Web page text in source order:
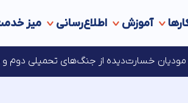
آموزش اطلاع‌رسانی میز
مالیاتی در انتظار مجوز مراجع قانونی
مودیان خسارت‌دیده از جنگ‌های تحمیلی دوم